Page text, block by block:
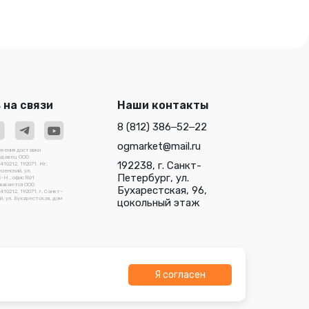
связи
доставки
ООО
192071, Мг.
ул.
Н , офис №1
ООО
192071, г. Санкт-
ул. Бухарестская, дом
Наши контакты
8 (812) 386‒52‒22
ogmarket@mail.ru
192238, г. Санкт-
Петербург, ул.
Бухарестская, 96,
цокольный этаж
Разработано вЯ согласен